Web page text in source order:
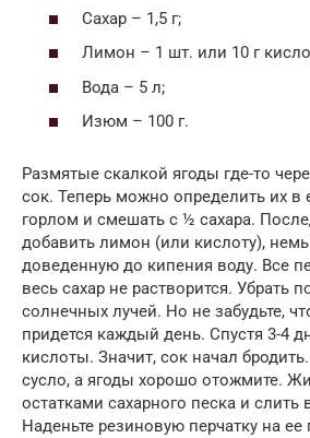
Сахар – 1,5 г;
Лимон – 1 шт. или 10 г
Вода – 5 л;
Изюм – 100 г.
Размятые скалкой ягоды где-то
сок. Теперь можно определить их
горлом и смешать с ½ сахара.
добавить лимон (или кислоту),
доведенную до кипения воду. Все
весь сахар не растворится. Убрать
солнечных лучей. Но не забудьте,
придется каждый день. Спустя 3-4
кислоты. Значит, сок начал
сусло, а ягоды хорошо отожмите.
остатками сахарного песка и слить
Наденьте резиновую перчатку на